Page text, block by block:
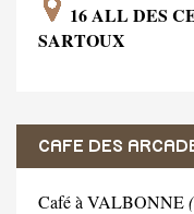
16 ALL DES
SARTOUX
CAFE DES
Café à VALBONNE